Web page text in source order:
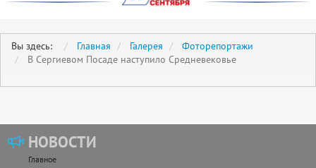
Вы здесь: Главная Галерея
Фоторепортажи
В Сергиевом Посаде наступило Средневековье
НОВОСТИ
Главное